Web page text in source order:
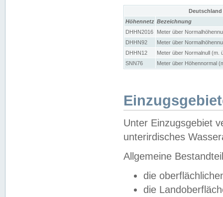
Höhennetz Bezeichnung
DHHN2016
Meter über
DHHN92
Meter über
DHHN12
Meter über Normalnull (m.
SNN76
Meter über Höhennormal
Unter Einzugsgebiet
unterirdisches
Allgemeine
die
die